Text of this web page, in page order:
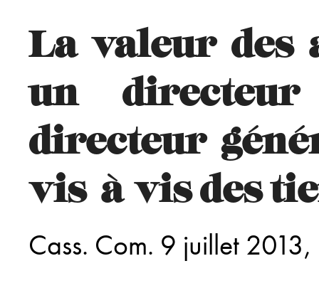
La valeur des
un
directeur
vis-à-vis des
Cass. Com. 9 juillet